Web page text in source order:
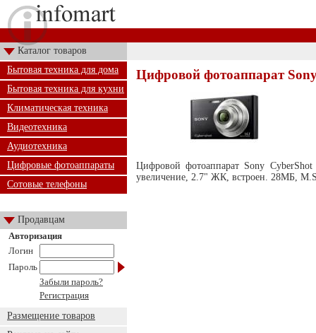
Каталог товаров
Бытовая техника для дома
Бытовая техника для кухни
Климатическая техника
Видеотехника
Аудиотехника
Цифровые фотоаппараты
Сотовые телефоны
Продавцам
Авторизация
Логин
Пароль
Забыли пароль?
Регистрация
Размещение товаров
Цифровой фотоаппарат
Цифровой фотоаппарат Sony
увеличение, 2.7" ЖК, встроен. 28МБ,